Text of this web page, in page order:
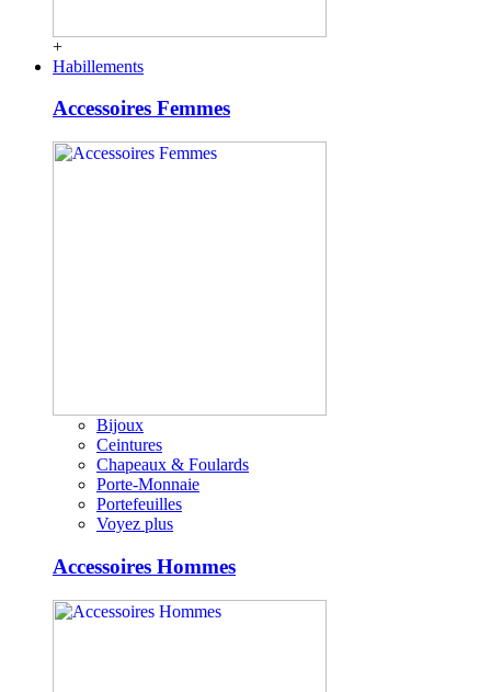
+
Habillements
Accessoires Femmes
Bijoux
Ceintures
Chapeaux & Foulards
Porte-Monnaie
Portefeuilles
Voyez plus
Accessoires Hommes